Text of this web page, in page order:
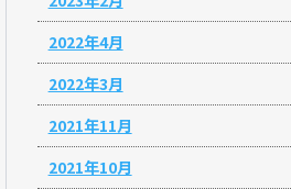
2022年4月
2022年3月
2021年11月
2021年10月